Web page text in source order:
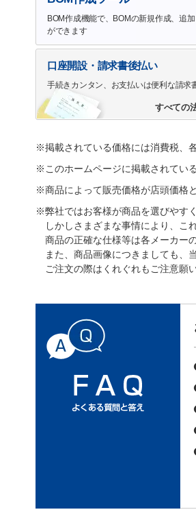
BOM作成機能で、BOMの新規作成、追
ができます
口座開設・請求書後払い
手続きカンタン、お支払いは便利な請求
すべての
※掲載されている価格には消費税、
※このホームページに掲載されてい
※商品によって販売価格が店頭価格
※弊社ではお客様が商品を選びやす
しかしさまざまな事情により、こ
商品の正確な仕様等は各メーカー
また、商品画像につきましても、
ご注文の際はくれぐれもご注意願